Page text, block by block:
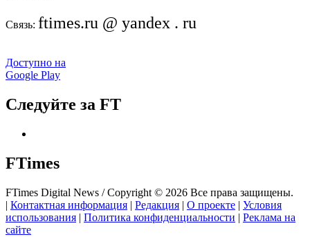
Связь: ftimes.ru @ yandex . ru
Доступно на
Google Play
Следуйте за FT
FTimes
FTimes Digital News / Copyright © 2026 Все права защищены.
| Контактная информация | Редакция | О проекте | Условия
использования | Политика конфиденциальности | Реклама на
сайте